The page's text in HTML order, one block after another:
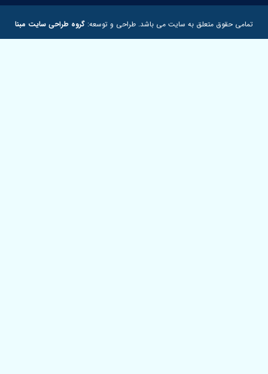
تمامی حقوق متعلق به سایت می باشد. طراحی و توسعه: گروه طراحی سایت مبنا